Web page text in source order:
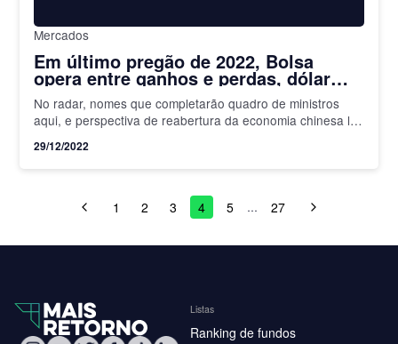
Mercados
Em último pregão de 2022, Bolsa
opera entre ganhos e perdas, dólar
sobe
No radar, nomes que completarão quadro de ministros
aqui, e perspectiva de reabertura da economia chinesa lá
29/12/2022
1 2 3 4 5 … 27
Listas
Ranking de fundos